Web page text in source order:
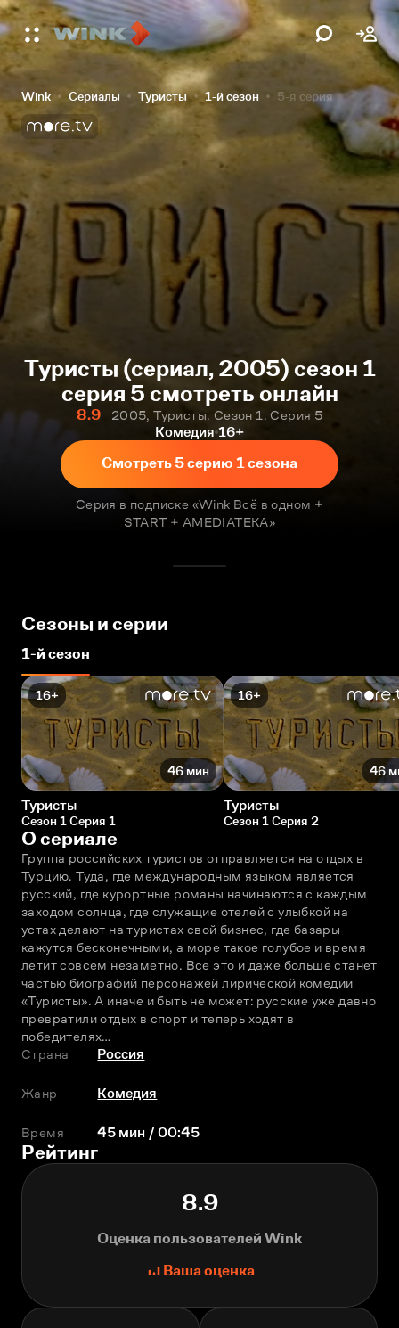
Wink Сериалы Туристы 1-й сезон 5-я серия
Туристы (сериал, 2005) сезон 1
серия 5 смотреть онлайн
8.9
2005, Туристы. Сезон 1. Серия 5
Комедия 16+
Смотреть 5 серию 1 сезона
Серия в подписке «Wink Всё в одном +
START + AMEDIATEKA»
Сезоны и серии
1-й сезон
16+
46 мин
Туристы
Сезон 1 Серия 1
16+
46
Туристы
Сезон 1 Серия 2
О сериале
Группа российских туристов отправляется на отдых в
Турцию. Туда, где международным языком является
русский, где курортные романы начинаются с каждым
заходом солнца, где служащие отелей с улыбкой на
устах делают на туристах свой бизнес, где базары
кажутся бесконечными, а море такое голубое и время
летит совсем незаметно. Все это и даже больше станет
частью биографий персонажей лирической комедии
«Туристы». А иначе и быть не может: русские уже давно
превратили отдых в спорт и теперь ходят в
победителях…
Страна
Россия
Жанр Комедия
Время 45 мин / 00:45
Рейтинг
8.9
Оценка пользователей Wink
Ваша оценка